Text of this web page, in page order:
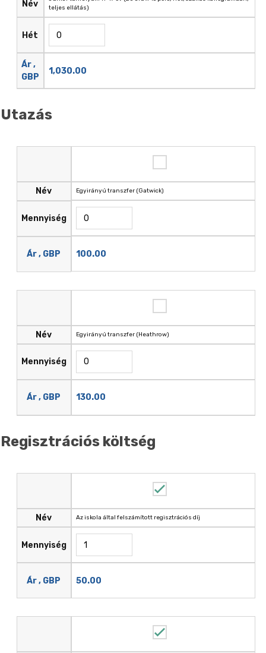
Név
Hét
Ár ,
GBP
teljes ellátás)
1,030.00
Utazás
Név
Mennyiség
Ár , GBP
Egyirányú transzfer (Gatwick)
100.00
Név
Mennyiség
Ár , GBP
Egyirányú transzfer (Heathrow)
130.00
Regisztrációs költség
Név
Mennyiség
Ár , GBP
Az iskola által felszámított regisztrációs díj
50.00